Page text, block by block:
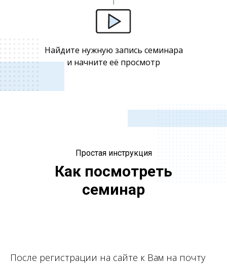
Найдите нужную запись семинара
и начните её просмотр
Простая инструкция
Как посмотреть
семинар
После регистрации на сайте к Вам на почту